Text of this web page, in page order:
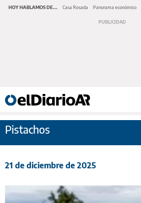
HOY HABLAMOS DE... Casa Rosada Panorama económico
Pistachos
21 de diciembre de 2025